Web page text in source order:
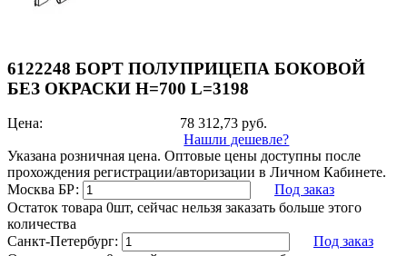
6122248 БОРТ ПОЛУПРИЦЕПА БОКОВОЙ
БЕЗ ОКРАСКИ H=700 L=3198
Цена: 78 312,73руб.
Нашли дешевле?
Указана розничная цена. Оптовые цены доступны после
прохождения регистрации/авторизации в Личном Кабинете.
Москва БР:
Под заказ
Остаток товара 0шт, сейчас нельзя заказать больше этого
количества
Санкт-Петербург:
Под заказ